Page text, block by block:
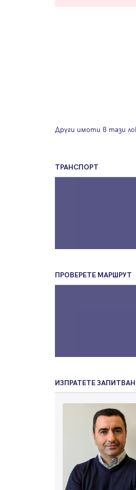
Други имоти в тази
ТРАНСПОРТ
ПРОВЕРЕТЕ МАРШРУТ
ИЗПРАТЕТЕ